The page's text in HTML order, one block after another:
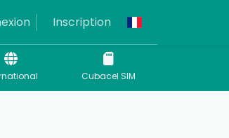
Inscription
Cubacel SIM